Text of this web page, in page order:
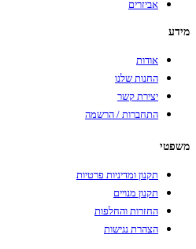
אביזרים
מידע
אודות
החנות שלנו
יצירת קשר
התחברות / הרשמה
משפטי
תקנון ומדיניות פרטיות
תקנון מנויים
החזרות והחלפות
הצהרת נגישות